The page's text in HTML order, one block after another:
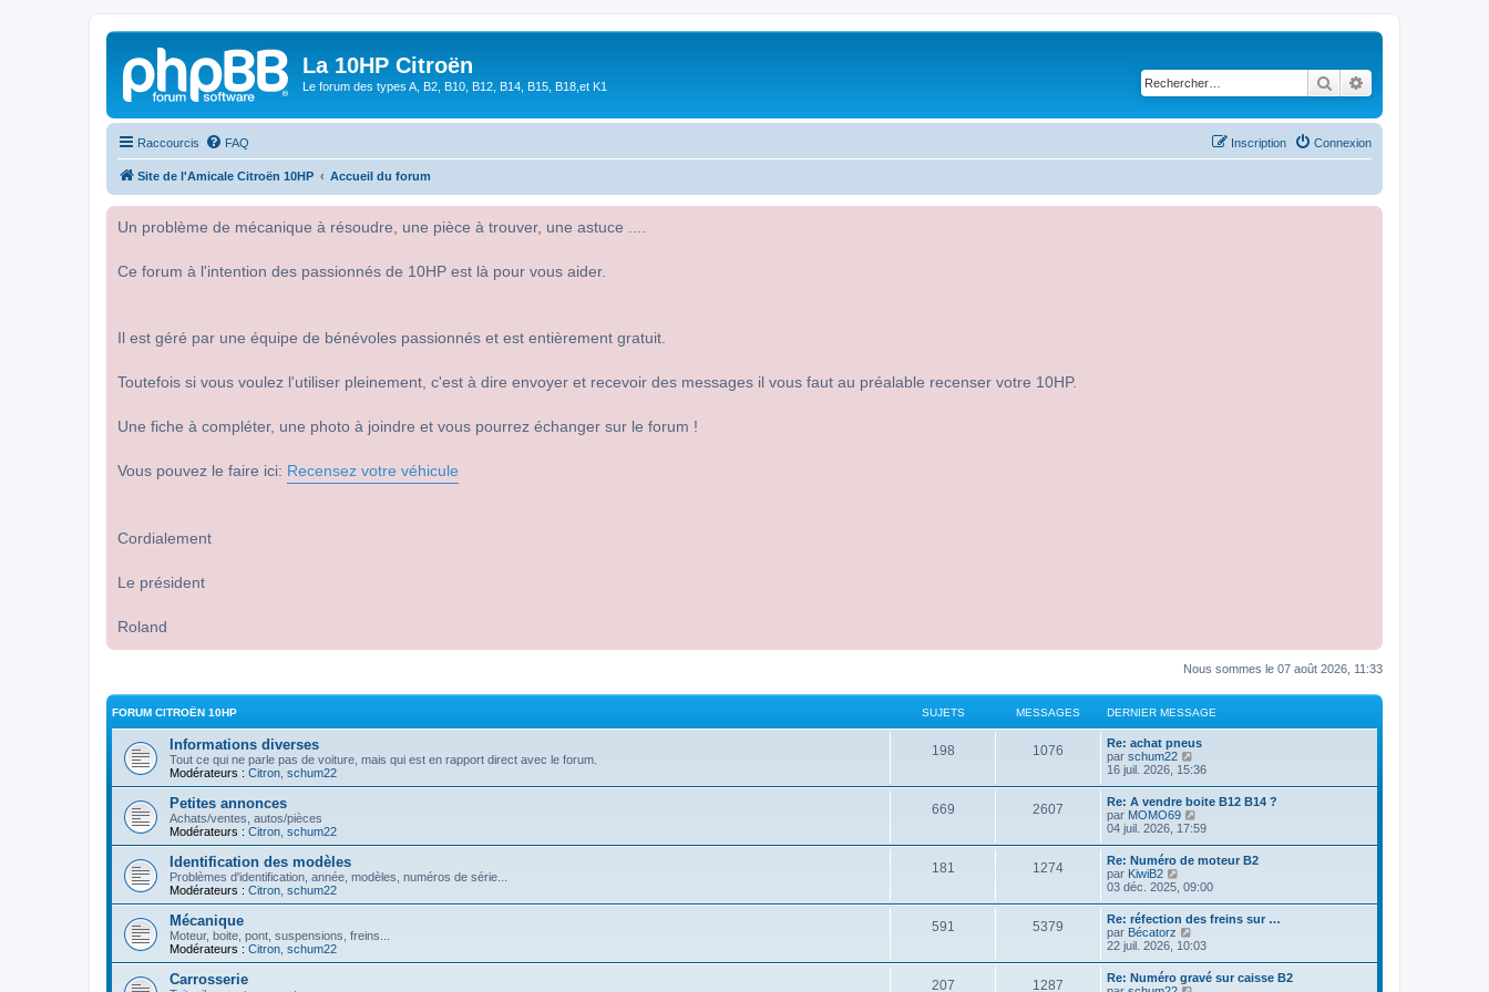
La 10HP Citroën
Le forum des types A, B2, B10, B12, B14, B15, B18,et K1 Rechercher
Raccourcis FAQ Connexion
Inscription
Site de l'Amicale Citroën 10HP Accueil du forum
Un problème de mécanique à résoudre, une pièce à trouver, une astuce ....
Ce forum à l'intention des passionnés de 10HP est là pour vous aider.
Il est géré par une équipe de bénévoles passionnés et est entièrement gratuit.
Toutefois si vous voulez l'utiliser pleinement, c'est à dire envoyer et recevoir des messages il vous faut au préalable recenser votre 10HP.
Une fiche à compléter, une photo à joindre et vous pourrez échanger sur le forum !
Vous pouvez le faire ici: Recensez votre véhicule
Cordialement
Le président
Roland
Nous sommes le 07 août 2026, 11:33
FORUM CITROËN 10HP SUJETS MESSAGES DERNIER MESSAGE
Informations diverses
Tout ce qui ne parle pas de voiture, mais qui est en rapport direct avec le forum.
Modérateurs : Citron schum22
198 1076
Re: achat pneus
par schum22
o
u
l
t
e
r
e
d
e
r
n
i
e
r
16 juil. 2026, 15:36
Petites annonces
Achats/ventes, autos/pièces
Modérateurs : Citron schum22
669 2607
Re: A vendre boite B12 B14 ?
par MOMO69
o
u
t
e
r
e
d
e
r
04 juil. 2026, 17:59
Identification des modèles
Problèmes d'identification, année, modèles, numéros de série...
Modérateurs : Citron schum22
181 1274
Re: Numéro de moteur B2
par KiwiB2
o
u
l
t
e
r
03 déc. 2025, 09:00
Mécanique
Moteur, boite, pont, suspensions, freins...
Modérateurs : Citron schum22
591 5379
Re: réfection des freins sur …
par Bécatorz
o
u
22 juil. 2026, 10:03
Carrosserie 207 1287
Re: Numéro gravé sur caisse B2